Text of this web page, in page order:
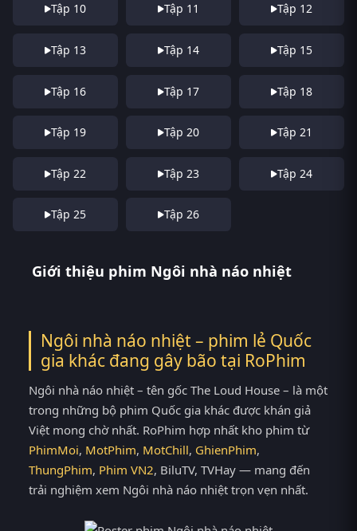
Tập 10 Tập 11 Tập 12
Tập 13 Tập 14 Tập 15
Tập 16 Tập 17 Tập 18
Tập 19 Tập 20 Tập 21
Tập 22 Tập 23 Tập 24
Tập 25 Tập 26
Giới thiệu phim Ngôi nhà náo nhiệt
Ngôi nhà náo nhiệt – phim lẻ Quốc
gia khác đang gây bão tại RoPhim
Ngôi nhà náo nhiệt – tên gốc The Loud House – là một
trong những bộ phim Quốc gia khác được khán giả
Việt mong chờ nhất. RoPhim hợp nhất kho phim từ
PhimMoi, MotPhim, MotChill, GhienPhim,
ThungPhim, Phim VN2, BiluTV, TVHay — mang đến
trải nghiệm xem Ngôi nhà náo nhiệt trọn vẹn nhất.